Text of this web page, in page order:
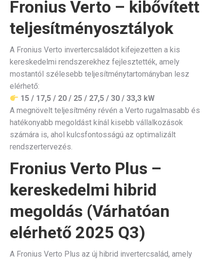
Fronius Verto – kibővített
teljesítményosztályok
A Fronius Verto invertercsaládot kifejezetten a kis
kereskedelmi rendszerekhez fejlesztették, amely
mostantól szélesebb teljesítménytartományban lesz
elérhető:
15 / 17,5 / 20 / 25 / 27,5 / 30 / 33,3 kW
A megnövelt teljesítmény révén a Verto rugalmasabb és
hatékonyabb megoldást kínál kisebb vállalkozások
számára is, ahol kulcsfontosságú az optimalizált
rendszertervezés.
Fronius Verto Plus –
kereskedelmi hibrid
megoldás (Várhatóan
elérhető 2025 Q3)
A Fronius Verto Plus az új hibrid invertercsalád, amely